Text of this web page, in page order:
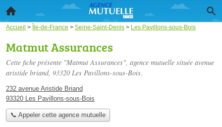
Accueil > Île-de-France > Seine-Saint-Denis > Les Pavillons-sous-Bois
Matmut Assurances
Cette fiche présente "Matmut Assurances", agence mutuelle située avenue
aristide briand, 93320 Les Pavillons-sous-Bois.
232 avenue Aristide Briand
93320 Les Pavillons-sous-Bois
📞 Appeler cette agence mutuelle